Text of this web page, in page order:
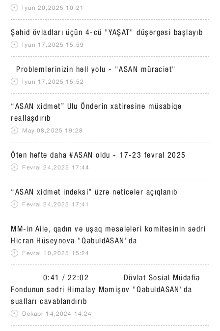
İyun 20,2025 10:21
Şəhid övladları üçün 4-cü "YAŞAT" düşərgəsi başlayıb
İyun 17,2025 15:59
Problemlərinizin həll yolu - "ASAN müraciət"
İyun 17,2025 15:52
“ASAN xidmət” Ulu Öndərin xatirəsinə müsabiqə
reallaşdırıb
May 08,2025 19:28
Ötən həftə daha #ASAN oldu - 17-23 fevral 2025
Fevral 24,2025 17:44
“ASAN xidmət indeksi” üzrə nəticələr açıqlanıb
Fevral 24,2025 17:41
MM-in Ailə, qadın və uşaq məsələləri komitəsinin sədri
Hicran Hüseynova "QəbuldASAN"da
Fevral 10,2025 15:24
0:41 / 22:02 Dövlət Sosial Müdafiə
Fondunun sədri Himalay Məmişov "QəbuldASAN"da
sualları cavablandırıb
Dekabr 14,2024 14:24